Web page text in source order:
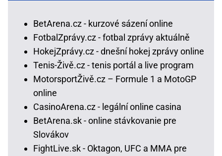
BetArena.cz - kurzové sázení online
FotbalZprávy.cz - fotbal zprávy aktuálně
HokejZprávy.cz - dnešní hokej zprávy online
Tenis-Živě.cz - tenis portál a live program
MotorsportŽivě.cz – Formule 1 a MotoGP
online
CasinoArena.cz - legální online casina
BetArena.sk - online stávkovanie pre
Slovákov
FightLive.sk - Oktagon, UFC a MMA pre